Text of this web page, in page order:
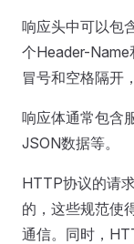
响应头中可以包
个Header-Name
冒号和空格隔开
响应体通常包含
JSON数据等。
HTTP协议的请
的，这些规范使
通信。同时，